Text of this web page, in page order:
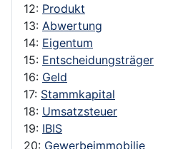
12: Produkt
13: Abwertung
14: Eigentum
15: Entscheidungsträger
16: Geld
17: Stammkapital
18: Umsatzsteuer
19: IBIS
20: Gewerbeimmobilie